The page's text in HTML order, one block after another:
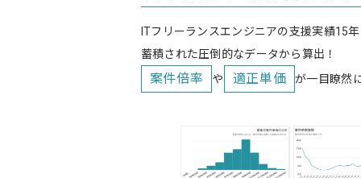
ITフリーランスエンジニアの支援実績15
蓄積された圧倒的なデータから算出！
案件倍率 や 適正単価 が一目瞭然